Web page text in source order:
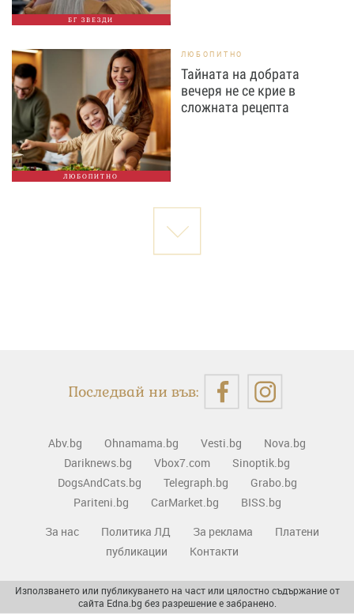
БГ ЗВЕЗДИ
ЛЮБОПИТНО
ЛЮБОПИТНО
Тайната на добрата
вечеря не се крие в
сложната рецепта
Последвай ни във:
Abv.bg Ohnamama.bg Vesti.bg
Nova.bg
Dariknews.bg
Vbox7.com
Sinoptik.bg
DogsAndCats.bg
Telegraph.bg
Grabo.bg
Pariteni.bg
CarMarket.bg
BISS.bg
За нас
Политика ЛД За реклама
Платени
публикации
Контакти
Използването или публикуването на част или цялостно съдържание от
сайта Edna.bg без разрешение е забранено.